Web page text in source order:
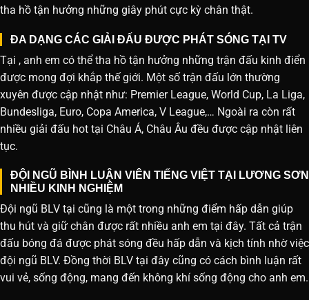
tha hồ tận hưởng những giây phút cực kỳ chân thật.
ĐA DẠNG CÁC GIẢI ĐẤU ĐƯỢC PHÁT SÓNG TẠI TV
Tại , anh em có thể tha hồ tận hưởng những trận đấu kinh điển
được mong đợi khắp thế giới. Một số trận đấu lớn thường
xuyên được cập nhật như: Premier League, World Cup, La Liga,
Bundesliga, Euro, Copa America, V League,… Ngoài ra còn rất
nhiều giải đấu hot tại Châu Á, Châu Âu đều được cập nhật liên
tục.
ĐỘI NGŨ BÌNH LUẬN VIÊN TIẾNG VIỆT TẠI LƯƠNG SƠN
NHIỀU KINH NGHIỆM
Đội ngũ BLV tại cũng là một trong những điểm hấp dẫn giúp
thu hút và giữ chân được rất nhiều anh em tại đây. Tất cả trận
đấu bóng đá được phát sóng đều hấp dẫn và kịch tính nhờ việc
đội ngũ BLV. Đồng thời BLV tại đây cũng có cách bình luận rất
vui vẻ, sống động, mang đến không khí sống động cho anh em.